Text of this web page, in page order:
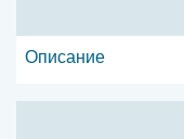
Описание